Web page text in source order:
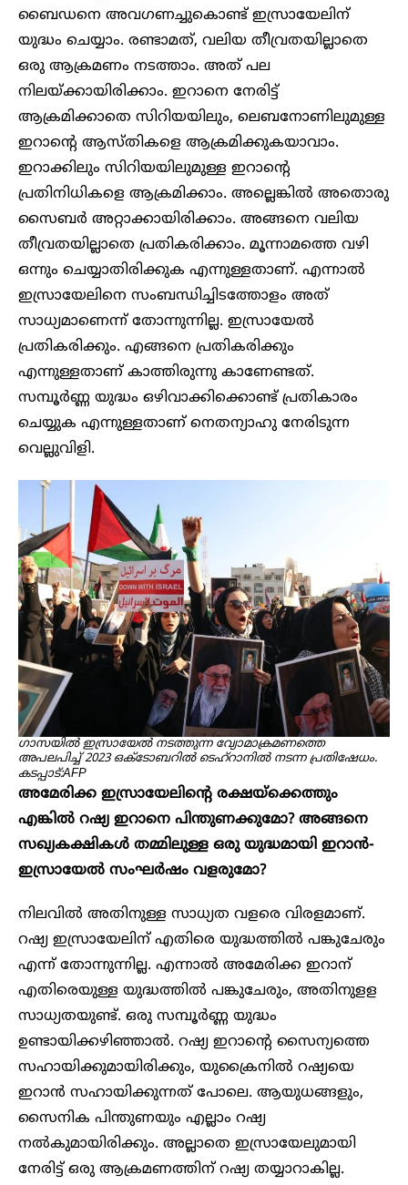
ബൈഡനെ അവഗണച്ചുകൊണ്ട് ഇസ്രായേലിന്
യുദ്ധം ചെയ്യാം. രണ്ടാമത്, വലിയ തീവ്രതയില്ലാതെ
ഒരു ആക്രമണം നടത്താം. അത് പല
നിലയ്ക്കായിരിക്കാം. ഇറാനെ നേരിട്ട്
ആക്രമിക്കാതെ സിറിയയിലും, ലെബനോണിലുമുള്ള
ഇറാന്റെ ആസ്തികളെ ആക്രമിക്കുകയാവാം.
ഇറാക്കിലും സിറിയയിലുമുള്ള ഇറാന്റെ
പ്രതിനിധികളെ ആക്രമിക്കാം. അല്ലെങ്കിൽ അതൊരു
സൈബർ അറ്റാക്കായിരിക്കാം. അങ്ങനെ വലിയ
തീവ്രതയില്ലാതെ പ്രതികരിക്കാം. മൂന്നാമത്തെ വഴി
ഒന്നും ചെയ്യാതിരിക്കുക എന്നുള്ളതാണ്. എന്നാൽ
ഇസ്രായേലിനെ സംബന്ധിച്ചിടത്തോളം അത്
സാധ്യമാണെന്ന് തോന്നുന്നില്ല. ഇസ്രായേൽ
പ്രതികരിക്കും. എങ്ങനെ പ്രതികരിക്കും
എന്നുള്ളതാണ് കാത്തിരുന്നു കാണേണ്ടത്.
സമ്പൂർണ്ണ യുദ്ധം ഒഴിവാക്കിക്കൊണ്ട് പ്രതികാരം
ചെയ്യുക എന്നുള്ളതാണ് നെതന്യാഹു നേരിടുന്ന
വെല്ലുവിളി.
ഗാസയിൽ ഇസ്രായേൽ നടത്തുന്ന വ്യോമാക്രമണത്തെ
അപലപിച്ച് 2023 ഒക്ടോബറിൽ ടെഹ്‌റാനിൽ നടന്ന പ്രതിഷേധം. ​
കടപ്പാട്:AFP
അമേരിക്ക ഇസ്രായേലിന്റെ രക്ഷയ്ക്കെത്തും
എങ്കിൽ റഷ്യ ഇറാനെ പിന്തുണക്കുമോ? അങ്ങനെ
സഖ്യകക്ഷികൾ തമ്മിലുള്ള ഒരു യുദ്ധമായി ഇറാൻ-
ഇസ്രായേൽ സംഘർഷം വളരുമോ?
നിലവിൽ അതിനുള്ള സാധ്യത വളരെ വിരളമാണ്.
റഷ്യ ഇസ്രായേലിന് എതിരെ യുദ്ധത്തിൽ പങ്കുചേരും
എന്ന് തോന്നുന്നില്ല. എന്നാൽ അമേരിക്ക ഇറാന്
എതിരെയുള്ള യുദ്ധത്തിൽ പങ്കുചേരും, അതിനുളള
സാധ്യതയുണ്ട്. ഒരു സമ്പൂർണ്ണ യുദ്ധം
ഉണ്ടായിക്കഴിഞ്ഞാൽ. റഷ്യ ഇറാന്റെ സൈന്യത്തെ
സഹായിക്കുമായിരിക്കും, യുക്രൈനിൽ റഷ്യയെ
ഇറാൻ സഹായിക്കുന്നത് പോലെ. ആയുധങ്ങളും,
സൈനിക പിന്തുണയും എല്ലാം റഷ്യ
നൽകുമായിരിക്കും. അല്ലാതെ ഇസ്രായേലുമായി
നേരിട്ട് ഒരു ആക്രമണത്തിന് റഷ്യ തയ്യാറാകില്ല.